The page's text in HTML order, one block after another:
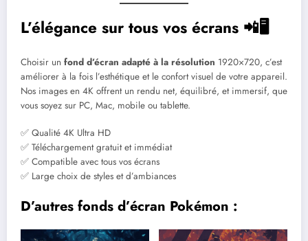
L’élégance sur tous vos écrans 📲🖥️
Choisir un fond d’écran adapté à la résolution 1920×720, c’est
améliorer à la fois l’esthétique et le confort visuel de votre appareil.
Nos images en 4K offrent un rendu net, équilibré, et immersif, que
vous soyez sur PC, Mac, mobile ou tablette.
✅ Qualité 4K Ultra HD
✅ Téléchargement gratuit et immédiat
✅ Compatible avec tous vos écrans
✅ Large choix de styles et d’ambiances
D’autres fonds d’écran Pokémon :